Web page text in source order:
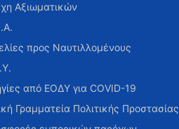
Αξιωματικών
προς Ναυτιλλομένους
από ΕΟΔΥ για COVID-19
Γραμματεία Πολιτικής Προστασίας